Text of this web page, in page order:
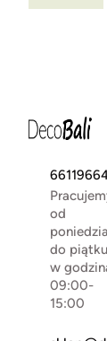
od
do piątku
w
09:00-
15:00